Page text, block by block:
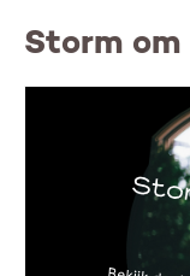
Storm om